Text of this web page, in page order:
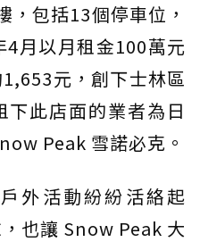
，包括13個停車位，
月以月租金100萬元
元，創下士林區
此店面的業者為日
Peak 雪諾必克。
外活動紛紛活絡起
也讓 Snow Peak 大